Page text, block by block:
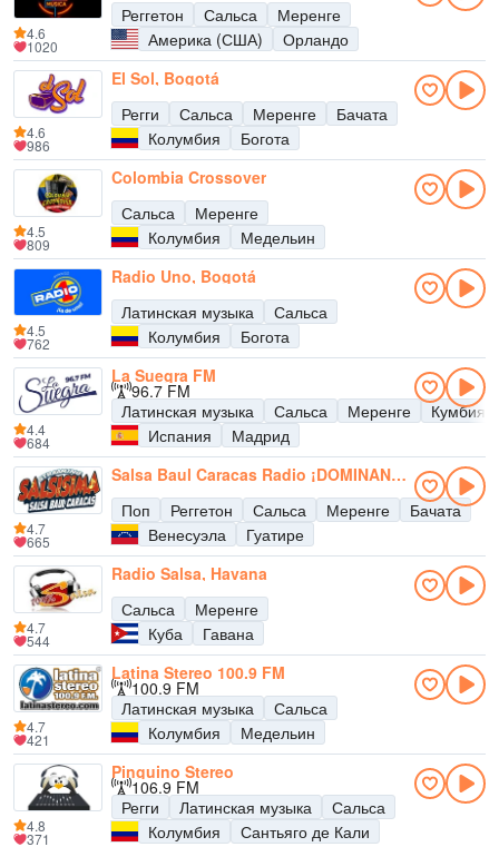
Реггетон
Сальса
Меренге
Америка (США)
Орландо
4.6
1020
El Sol, Bogotá
Регги
Сальса Меренге
Бачата
Колумбия
Богота
4.6
986
Colombia Crossover
Сальса
Меренге
Колумбия
Медельин
4.5
809
Radio Uno, Bogotá
Латинская музыка
Сальса
Колумбия
Богота
4.5
762
La Suegra FM
96.7 FM
Латинская музыка
Сальса Меренге
Кумбия
Испания
Мадрид
4.4
684
Salsa Baul Caracas Radio ¡DOMINANDO LA ZONA!
Поп
Реггетон Сальса Меренге
Бачата
Венесуэла
Гуатире
4.7
665
Radio Salsa, Havana
Сальса
Меренге
Куба
Гавана
4.7
544
Latina Stereo 100.9 FM
100.9 FM
Латинская музыка
Сальса
Колумбия
Медельин
4.7
421
Pinguino Stereo
106.9 FM
Регги
Латинская музыка
Сальса
Колумбия
Сантьяго де Кали
4.8
371